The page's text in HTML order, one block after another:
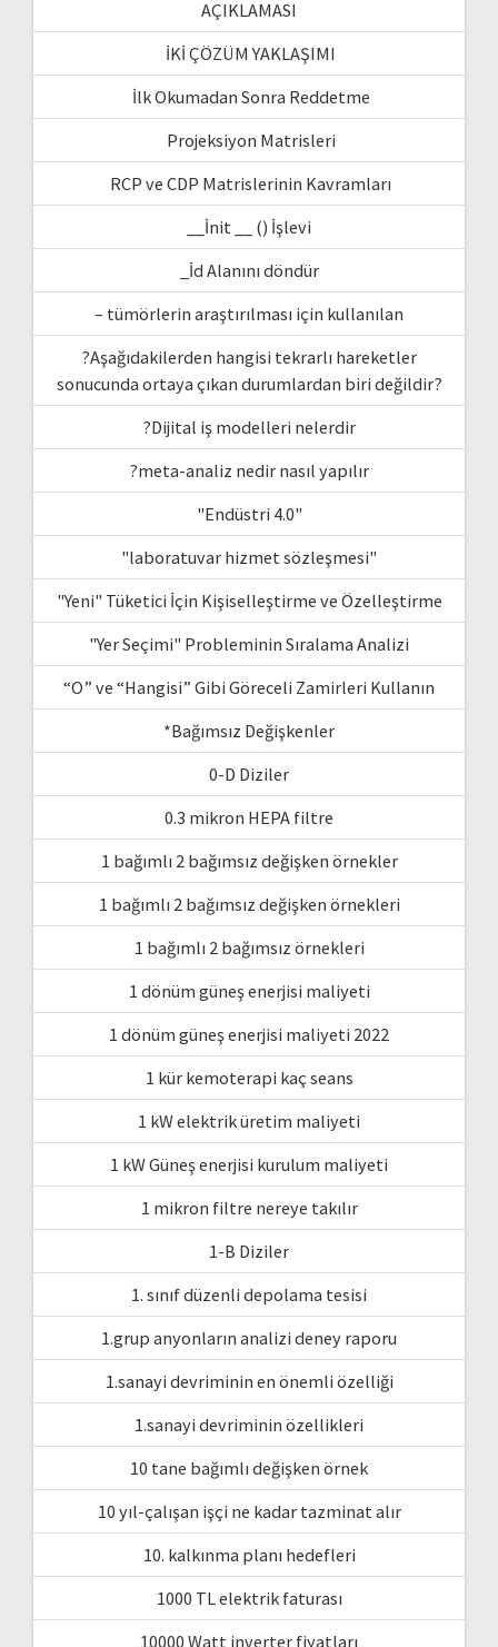
AÇIKLAMASI
İKİ ÇÖZÜM YAKLAŞIMI
İlk Okumadan Sonra Reddetme
Projeksiyon Matrisleri
RCP ve CDP Matrislerinin Kavramları
__İnit __ () İşlevi
_İd Alanını döndür
– tümörlerin araştırılması için kullanılan
?Aşağıdakilerden hangisi tekrarlı hareketler
sonucunda ortaya çıkan durumlardan biri değildir?
?Dijital iş modelleri nelerdir
?meta-analiz nedir nasıl yapılır
"Endüstri 4.0"
"laboratuvar hizmet sözleşmesi"
"Yeni" Tüketici İçin Kişiselleştirme ve Özelleştirme
"Yer Seçimi" Probleminin Sıralama Analizi
“O” ve “Hangisi” Gibi Göreceli Zamirleri Kullanın
*Bağımsız Değişkenler
0-D Diziler
0.3 mikron HEPA filtre
1 bağımlı 2 bağımsız değişken örnekler
1 bağımlı 2 bağımsız değişken örnekleri
1 bağımlı 2 bağımsız örnekleri
1 dönüm güneş enerjisi maliyeti
1 dönüm güneş enerjisi maliyeti 2022
1 kür kemoterapi kaç seans
1 kW elektrik üretim maliyeti
1 kW Güneş enerjisi kurulum maliyeti
1 mikron filtre nereye takılır
1-B Diziler
1. sınıf düzenli depolama tesisi
1.grup anyonların analizi deney raporu
1.sanayi devriminin en önemli özelliği
1.sanayi devriminin özellikleri
10 tane bağımlı değişken örnek
10 yıl-çalışan işçi ne kadar tazminat alır
10. kalkınma planı hedefleri
1000 TL elektrik faturası
10000 Watt inverter fiyatları